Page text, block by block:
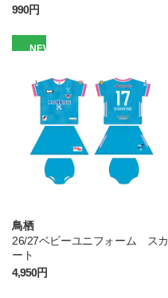
990円
NEW
鳥栖
26/27ベビーユニフォーム スカ
ート
4,950円